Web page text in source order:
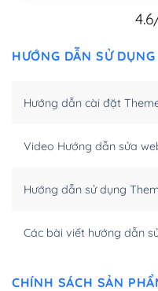
WordPress được thiết kế
hóa nội dung cho SEO.
của bạn trở nên rất thu
– Dễ dàng tùy chỉnh,
HƯỚNG DẪN SỬ DỤNG
Hướng dẫn cài đặt
Video Hướng dẫn sửa
Hướng dẫn sử dụng
Các bài viết hướng dẫn
CHÍNH SÁCH SẢN